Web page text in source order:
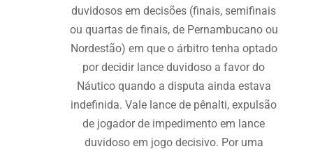
duvidosos em decisões (finais, semifinais
ou quartas de finais, de Pernambucano ou
Nordestão) em que o árbitro tenha optado
por decidir lance duvidoso a favor do
Náutico quando a disputa ainda estava
indefinida. Vale lance de pênalti, expulsão
de jogador de impedimento em lance
duvidoso em jogo decisivo. Por uma